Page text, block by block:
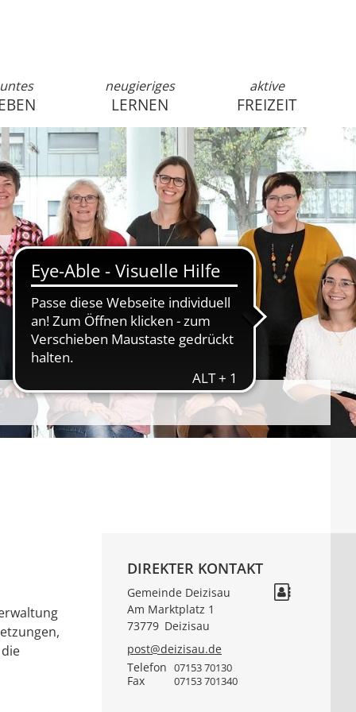
anmelden
neugieriges
LERNEN
aktive
FREIZEIT
DIREKTER KONTAKT
Gemeinde Deizisau
Am Marktplatz 1
73779 Deizisau
post@deizisau.de
Telefon 07153 70130
Fax 07153 701340